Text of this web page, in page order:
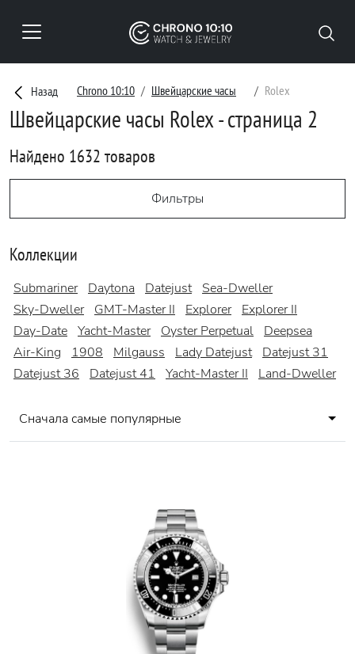
Назад Chrono 10:10 Швейцарские часы Rolex
Швейцарские часы Rolex - страница 2
Найдено 1632 товаров
Фильтры
Коллекции
Submariner Daytona Datejust
Sea-Dweller
Sky-Dweller
GMT-Master II Explorer
Explorer II
Day-Date Yacht-Master Oyster Perpetual
Deepsea
Air-King
1908 Milgauss Lady Datejust
Datejust 31
Datejust 36
Datejust 41 Yacht-Master II Land-Dweller
Сначала самые популярные